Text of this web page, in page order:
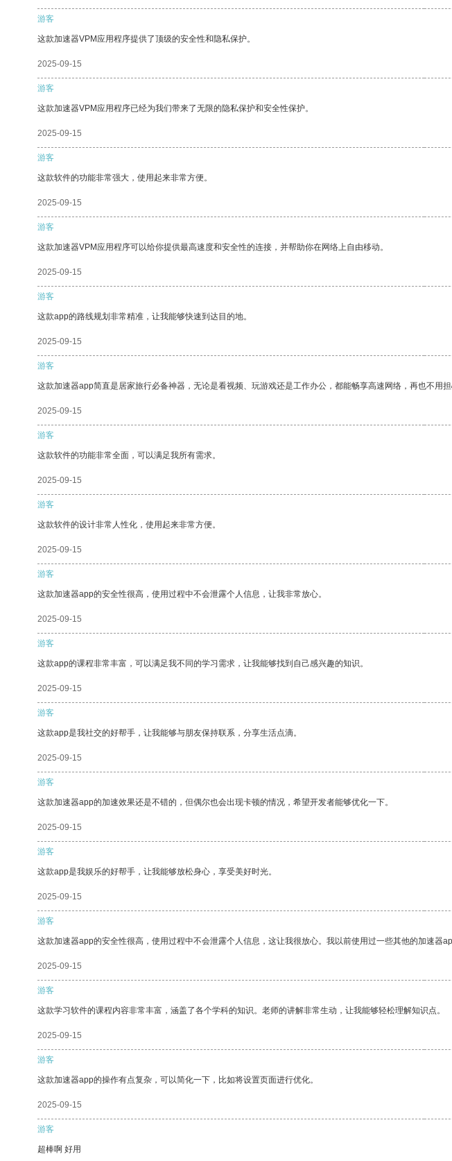
游客
这款加速器VPM应用程序提供了顶级的安全性和隐私保护。
2025-09-15
游客
这款加速器VPM应用程序已经为我们带来了无限的隐私保护和安全性保护。
2025-09-15
游客
这款软件的功能非常强大，使用起来非常方便。
2025-09-15
游客
这款加速器VPM应用程序可以给你提供最高速度和安全性的连接，并帮助你在网络上自由移动。
2025-09-15
游客
这款app的路线规划非常精准，让我能够快速到达目的地。
2025-09-15
游客
这款加速器app简直是居家旅行必备神器，无论是看视频、玩游戏还是工作办公，都能畅享高速网络，再也不用
2025-09-15
游客
这款软件的功能非常全面，可以满足我所有需求。
2025-09-15
游客
这款软件的设计非常人性化，使用起来非常方便。
2025-09-15
游客
这款加速器app的安全性很高，使用过程中不会泄露个人信息，让我非常放心。
2025-09-15
游客
这款app的课程非常丰富，可以满足我不同的学习需求，让我能够找到自己感兴趣的知识。
2025-09-15
游客
这款app是我社交的好帮手，让我能够与朋友保持联系，分享生活点滴。
2025-09-15
游客
这款加速器app的加速效果还是不错的，但偶尔也会出现卡顿的情况，希望开发者能够优化一下。
2025-09-15
游客
这款app是我娱乐的好帮手，让我能够放松身心，享受美好时光。
2025-09-15
游客
这款加速器app的安全性很高，使用过程中不会泄露个人信息，这让我很放心。我以前使用过一些其他的加速器
2025-09-15
游客
这款学习软件的课程内容非常丰富，涵盖了各个学科的知识。老师的讲解非常生动，让我能够轻松理解知识点。
2025-09-15
游客
这款加速器app的操作有点复杂，可以简化一下，比如将设置页面进行优化。
2025-09-15
游客
超棒啊 好用